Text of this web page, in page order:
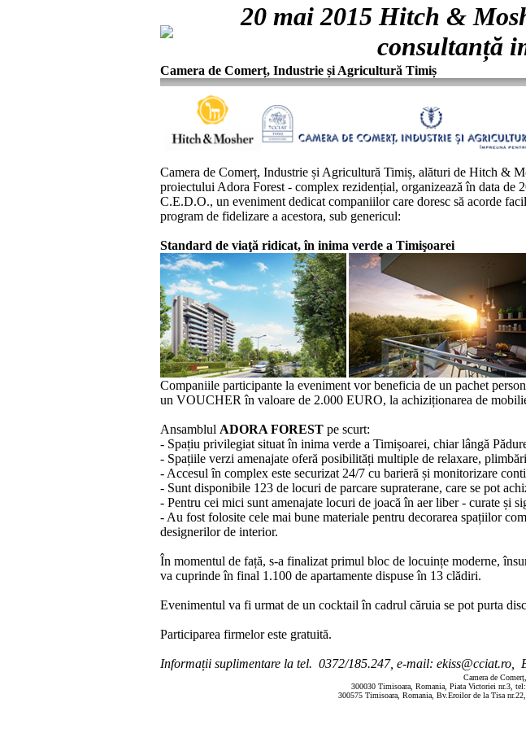
20 mai 2015 Hitch &
consultanță
Camera de Comerț, Industrie și Agricultură Timiș
Camera de Comerț, Industrie și Agricultură Timiș, alături de Hitch &
proiectului Adora Forest - complex rezidențial, organizează în data
C.E.D.O., un eveniment dedicat companiilor care doresc să acorde
program de fidelizare a acestora, sub genericul:
Standard de viaţă ridicat, în inima verde a Timişoarei
Companiile participante la eveniment vor beneficia de un pachet
un VOUCHER în valoare de 2.000 EURO, la achiziționarea de
Ansamblul ADORA FOREST pe scurt:
- Spațiu privilegiat situat în inima verde a Timișoarei, chiar lângă
- Spațiile verzi amenajate oferă posibilități multiple de relaxare,
- Accesul în complex este securizat 24/7 cu barieră și monitorizare
- Sunt disponibile 123 de locuri de parcare supraterane, care se pot
- Pentru cei mici sunt amenajate locuri de joacă în aer liber - curate și
- Au fost folosite cele mai bune materiale pentru decorarea spațiilor
designerilor de interior.
În momentul de față, s-a finalizat primul bloc de locuințe moderne,
va cuprinde în final 1.100 de apartamente dispuse în 13 clădiri.
Evenimentul va fi urmat de un cocktail în cadrul căruia se pot purta
Participarea firmelor este gratuită.
Informații suplimentare la tel. 0372/185.247, e-mail: ekiss@cciat.ro,
Camera de
300030 Timisoara, Romania, Piata Victoriei nr.3,
300575 Timisoara, Romania, Bv.Eroilor de la Tisa